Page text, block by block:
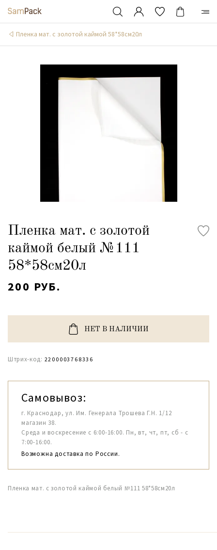
Пленка мат. с золотой каймой 58*58см20л
Пленка мат. с золотой
каймой белый №111
58*58см20л
200 РУБ.
НЕТ В НАЛИЧИИ
Штрих-код: 2200003768336
Самовывоз:
г. Краснодар, ул. Им. Генерала Трошева Г.Н. 1/12
магазин 38.
Среда и воскресение с 6:00-16:00. Пн, вт, чт, пт, сб - с
7:00-16:00.
Возможна доставка по России.
Пленка мат. с золотой каймой белый №111 58*58см20л